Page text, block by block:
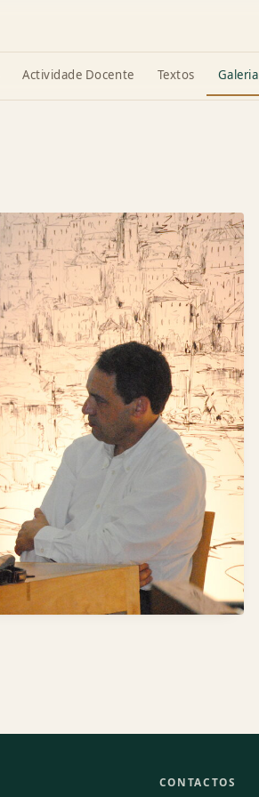
Actividade Docente Textos Galeria
CONTACTOS